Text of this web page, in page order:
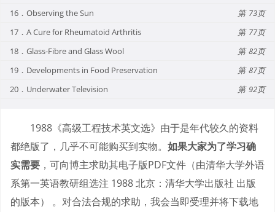
16．Observing the Sun
73
17．A Cure for Rheumatoid Arthritis
77
18．Glass-Fibre and Glass Wool
82
19．Developments in Food Preservation
87
20．Underwater Television
92
1988《高级工程技术英文选》由于是年代较久的资料
都绝版了，几乎不可能购买到实物。 如果大家为了学习确
实需要 ，可向博主求助其电子版PDF文件（由清华大学外语
系第一英语教研组选注 1988 北京：清华大学出版社 出版
的版本） 。对合法合规的求助，我会当即受理并将下载地